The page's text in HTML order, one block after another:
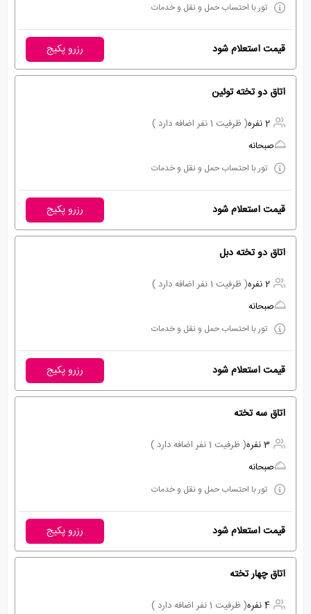
تور با احتساب حمل و نقل و خدمات
قیمت استعلام شود رزرو پکیج
اتاق دو تخته توئین
2 نفره
( ظرفیت 1 نفر اضافه دارد )
صبحانه
تور با احتساب حمل و نقل و خدمات
قیمت استعلام شود رزرو پکیج
اتاق دو تخته دبل
2 نفره
( ظرفیت 1 نفر اضافه دارد )
صبحانه
تور با احتساب حمل و نقل و خدمات
قیمت استعلام شود رزرو پکیج
اتاق سه تخته
3 نفره
( ظرفیت 1 نفر اضافه دارد )
صبحانه
تور با احتساب حمل و نقل و خدمات
قیمت استعلام شود رزرو پکیج
اتاق چهار تخته
4 نفره
( ظرفیت 1 نفر اضافه دارد )